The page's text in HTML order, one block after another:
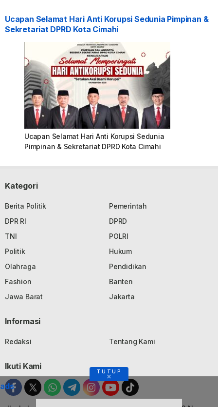
Ucapan Selamat Hari Anti Korupsi Sedunia Pimpinan &
Sekretariat DPRD Kota Cimahi
Ucapan Selamat Hari Anti Korupsi Sedunia
Pimpinan & Sekretariat DPRD Kota Cimahi
Kategori
Berita Politik
Pemerintah
DPR RI
DPRD
TNI
POLRI
Politik
Hukum
Olahraga
Pendidikan
Fashion
Banten
Jawa Barat
Jakarta
Informasi
Redaksi Tentang Kami
Ikuti Kami
TUTUP
ads